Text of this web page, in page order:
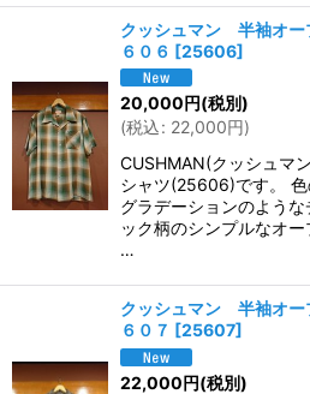
クッシュマン 半袖オ
６０６ [25606]
20,000円(税別)
(税込: 22,000円)
CUSHMAN(クッシュマ
シャツ(25606)です。
グラデーションのよう
ック柄のシンプルなオー
…
クッシュマン 半袖オ
６０７ [25607]
22,000円(税別)